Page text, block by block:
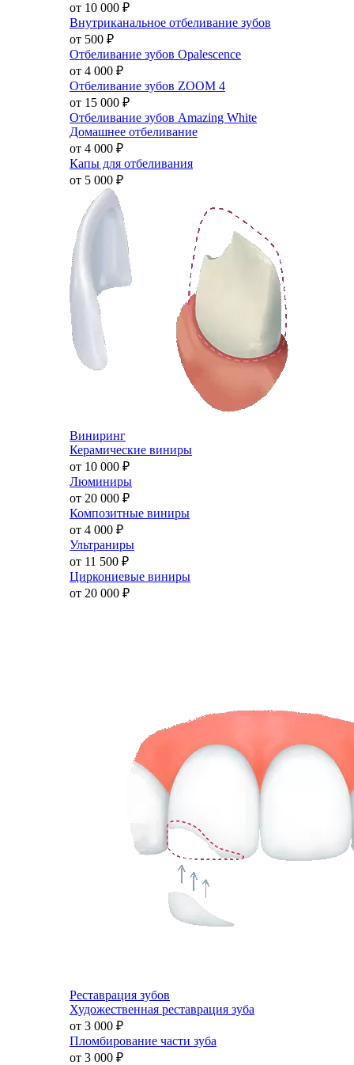
от 10 000 ₽
Внутриканальное отбеливание зубов
от 500 ₽
Отбеливание зубов Opalescence
от 4 000 ₽
Отбеливание зубов ZOOM 4
от 15 000 ₽
Отбеливание зубов Amazing White
Домашнее отбеливание
от 4 000 ₽
Капы для отбеливания
от 5 000 ₽
Виниринг
Керамические виниры
от 10 000 ₽
Люминиры
от 20 000 ₽
Композитные виниры
от 4 000 ₽
Ультраниры
от 11 500 ₽
Циркониевые виниры
от 20 000 ₽
Реставрация зубов
Художественная реставрация зуба
от 3 000 ₽
Пломбирование части зуба
от 3 000 ₽